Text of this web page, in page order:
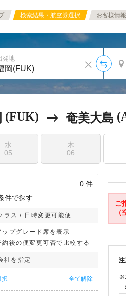
検索結果・航空券選択 お客様情
発地
(FUK) 奄美大島
水
05
木
06
件で探す
0 件
座席クラス / 日時変更可能便
ップグレード席を表示
約後の便変更可否で比較する
社を指定
択 全て解除
ご
※